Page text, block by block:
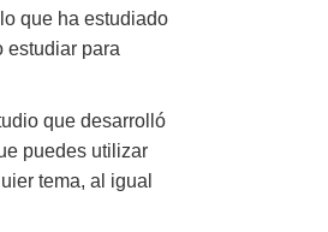
que ha estudiado
estudiar para
que desarrolló
puedes utilizar
tema, al igual